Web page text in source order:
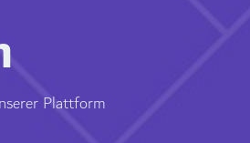
Plattform